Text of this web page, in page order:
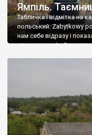
Ямпіль.
Табличка і відмітка на
польський. Zabytkowy
нам себе відразу і
віднести до фабричних,